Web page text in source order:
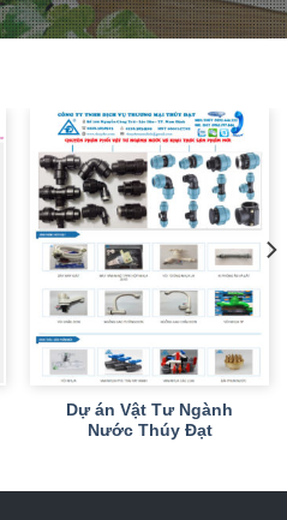
Dự án Vật Tư Ngành
Nước Thúy Đạt